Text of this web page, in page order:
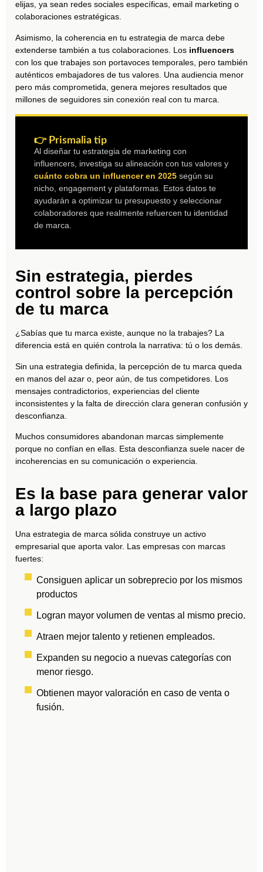
elijas, ya sean redes sociales específicas, email marketing o
colaboraciones estratégicas.
Asimismo, la coherencia en tu estrategia de marca debe
extenderse también a tus colaboraciones. Los influencers
con los que trabajes son portavoces temporales, pero también
auténticos embajadores de tus valores. Una audiencia menor
pero más comprometida, genera mejores resultados que
millones de seguidores sin conexión real con tu marca.
👉 Prismalia tip
Al diseñar tu estrategia de marketing con
influencers , investiga su alineación con tus valores y
cuánto cobra un influencer en 2025 según su
nicho, engagement y plataformas. Estos datos te
ayudarán a optimizar tu presupuesto y seleccionar
colaboradores que realmente refuercen tu identidad
de marca.
Sin estrategia, pierdes
control sobre la percepción
de tu marca
¿Sabías que tu marca existe, aunque no la trabajes? La
diferencia está en quién controla la narrativa: tú o los demás.
Sin una estrategia definida, la percepción de tu marca queda
en manos del azar o, peor aún, de tus competidores. Los
mensajes contradictorios, experiencias del cliente
inconsistentes y la falta de dirección clara generan confusión y
desconfianza.
Muchos consumidores abandonan marcas simplemente
porque no confían en ellas. Esta desconfianza suele nacer de
incoherencias en su comunicación o experiencia.
Es la base para generar valor
a largo plazo
Una estrategia de marca sólida construye un activo
empresarial que aporta valor. Las empresas con marcas
fuertes:
Consiguen aplicar un sobreprecio por los mismos
productos
Logran mayor volumen de ventas al mismo precio.
Atraen mejor talento y retienen empleados.
Expanden su negocio a nuevas categorías con
menor riesgo.
Obtienen mayor valoración en caso de venta o
fusión.